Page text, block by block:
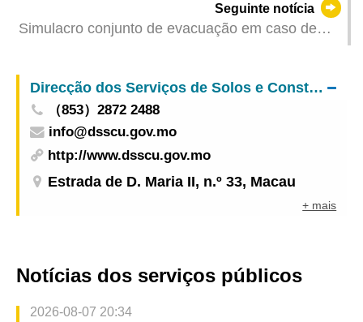
Comunitário para Situações de Emergência”
Seguinte notícia
Simulacro conjunto de evacuação em caso de
integral (one-stop)” do Posto Fronteiriço Hengqin
Direcção dos Serviços de Solos e Construção Urbana
（853）2872 2488
info@dsscu.gov.mo
http://www.dsscu.gov.mo
Estrada de D. Maria II, n.º 33, Macau
+ mais
Notícias dos serviços públicos
2026-08-07 20:34